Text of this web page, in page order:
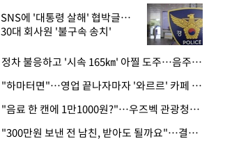
SNS에 '대통령 살해' 협박글…
30대 회사원 '불구속 송치'
· 정차 불응하고 '시속 165㎞' 아찔 도주…음주운전자 체포
· "하마터면"…영업 끝나자마자 '와르르' 카페 테라스 덮친 대리석 외벽
· "음료 한 캔에 1만1000원?"…우즈벡 관광청까지 나섰다, 유튜버 폭로 후폭풍
· "300만원 보낸 전 남친, 받아도 될까요"…결혼 앞둔 예비신부의 뜻밖 고충